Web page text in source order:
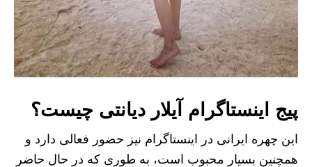
پیج اینستاگرام آیلار دیانتی چیست؟
این چهره ایرانی در اینستاگرام نیز حضور فعالی دارد و
همچنین بسیار محبوب است، به طوری که در حال حاضر